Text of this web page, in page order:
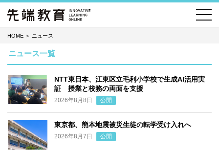
HOME ＞ ニュース
ニュース一覧
NTT東日本、江東区立毛利小学校で生成AI活用実
証 授業と校務の両面を支援
2026年8月8日 公開
東京都、熊本地震被災生徒の転学受け入れへ
2026年8月7日 公開